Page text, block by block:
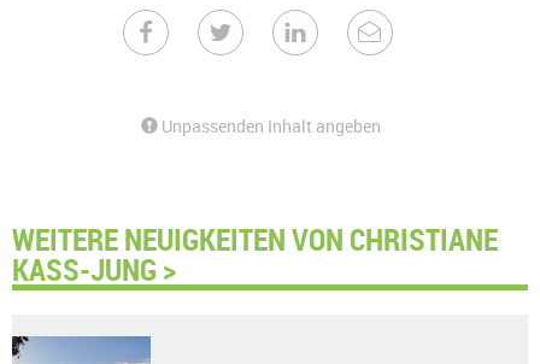
Unpassenden Inhalt angeben
WEITERE NEUIGKEITEN VON CHRISTIANE
KASS-JUNG >